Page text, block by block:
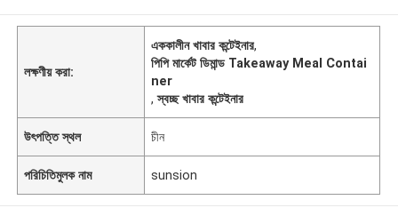
লক্ষণীয় করা:
এককালীন খাবার কন্টেইনার,
পিপি মার্কেট ডিমান্ড Takeaway Meal Contai
ner
,স্বচ্ছ খাবার কন্টেইনার
উৎপত্তি স্থল চীন
পরিচিতিমুলক নাম sunsion